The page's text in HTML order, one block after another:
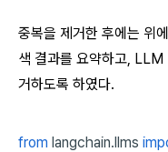
중복을 제거한 후에는 위
색 결과를 요약하고,
거하도록 하였다.
from langchain.llms